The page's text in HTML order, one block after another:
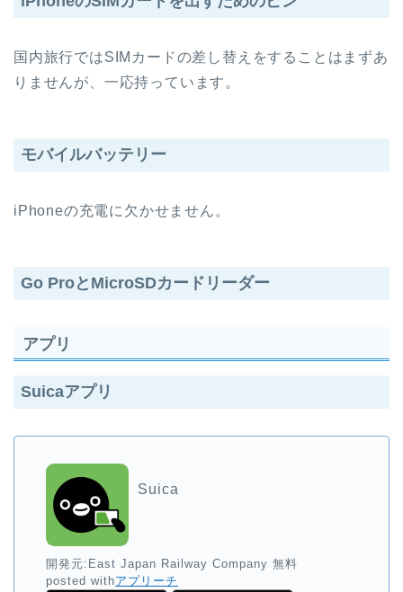
国内旅行ではSIMカードの差し替えをすることはまずあ
りませんが、一応持っています。
モバイルバッテリー
iPhoneの充電に欠かせません。
Go ProとMicroSDカードリーダー
アプリ
Suicaアプリ
Suica
開発元: East Japan Railway Company 無料
posted withアプリーチ